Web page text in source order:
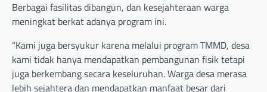
Berbagai fasilitas dibangun, dan kesejahteraan warga
meningkat berkat adanya program ini.
“Kami juga bersyukur karena melalui program TMMD, desa
kami tidak hanya mendapatkan pembangunan fisik tetapi
juga berkembang secara keseluruhan. Warga desa merasa
lebih sejahtera dan mendapatkan manfaat besar dari